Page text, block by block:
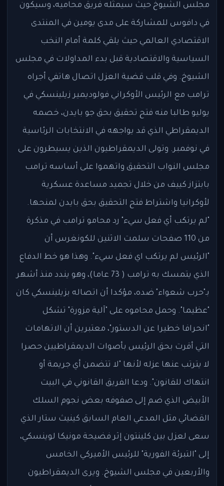
مجلس الشيوخ حيث سيمثله فريق محاميه، وسيكون
في دافوس للمشاركة على مدى يومين في المنتدى
الاقتصادي العالمي حيث يلقي كلمة أمام النخب
السياسية والاقتصادية قبل بدء المداولات في مجلس
الشيوخ. وفي قلب قضية العزل اتصال هاتفي أجراه
ترامب مع الرئيس الأوكراني فولوديمير زيلينسكي في
يوليو طالبا منه فتح تحقيق بحق جو بايدن، خصمه
الديمقراطي الذي قد يواجهه في الانتخابات الرئاسية
في نوفمبر. وتولى الديمقراطيون الذين يسيطرون على
مجلس النواب التحقيق واتهموا على أساسه ترامب
بابتزاز كييف من خلال تجميد مساعدة عسكرية
لأوكرانيا واشتراط فتح التحقيق بحق بايدن لمنحها.
"لم يرتكب أي فعل سيء" رد محامو ترامب في مذكرة
من 110 صفحات سلمت الاثنين للكونغرس أن
"الرئيس لم يرتكب اي فعل سيء". وهذا هو خط الدفاع
الذي يتمسك به ترامب ( 73 عاما)، وهو يندد منذ أشهر
بـ"حرب شعواء" ضده، مؤكدا أن اتصاله بزيلينسكي كان
"عظيما". وحمل محاموه على "آلية مزورة" تشكل
"انحرافا خطيرا عن الدستور"، معتبرين أن الاتهامات
التي أقرت بحق الرئيس بأصوات الديمقراطيين حصرا
لا يترتب عنها عزله لأنها "لا تتضمن أي جريمة أو
انتهاك للقانون". ودعا الفريق القانوني في البيت
الأبيض الذي ضم إلى صفوفه بعض نجوم السلك
القضائي مثل المدعي العام السابق كينيث ستار الذي
سعى لعزل بين كلينتون إثر فضيحة مونيكا لوينسكي،
إلى "التبرئة الفورية" للرئيس الأميركي الخامس
والأربعين في مجلس الشيوخ. ويرى الديمقراطيون